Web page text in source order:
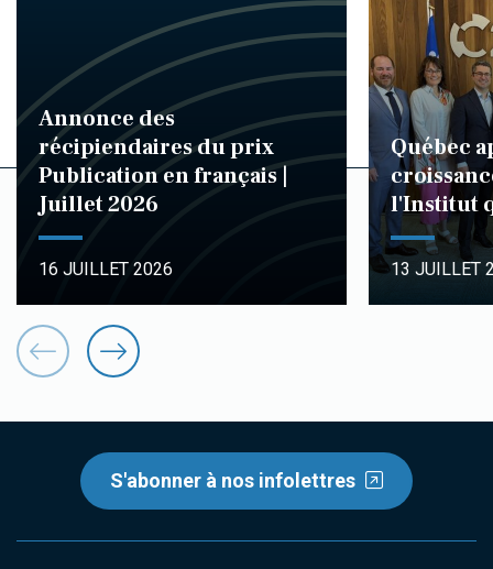
Annonce des
récipiendaires du prix
Publication en français |
Juillet 2026
16 JUILLET 2026
Québec
l'Institut
13 JUILLET
S'abonner à nos infolettres